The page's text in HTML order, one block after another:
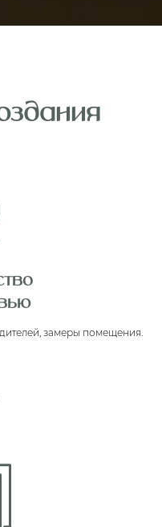
замеры помещения.